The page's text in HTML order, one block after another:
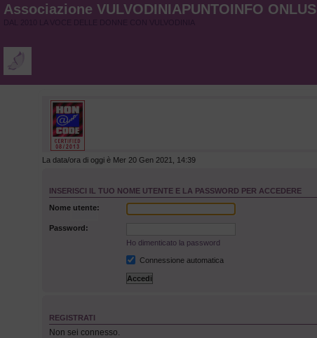
Associazione VULVODINIAPUNTOINFO ONLUS
La data/ora di oggi è Mer 20 Gen 2021, 14:39
INSERISCI IL TUO NOME UTENTE E LA PASSWORD PER ACCEDERE
Nome utente:
Password:
Ho dimenticato la password
Connessione automatica
REGISTRATI
Non sei connesso.